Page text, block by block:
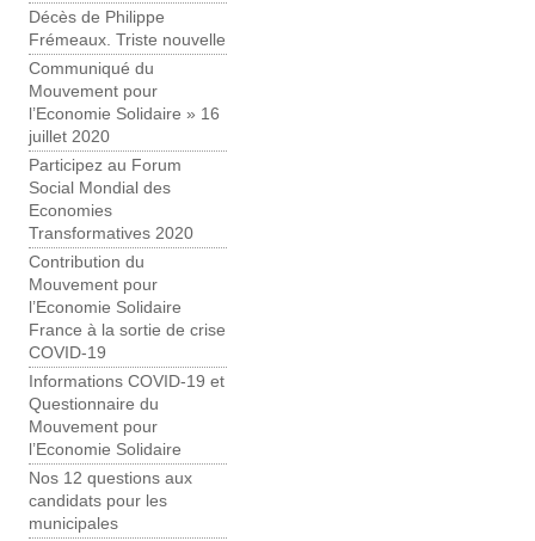
Décès de Philippe
Frémeaux. Triste nouvelle
Communiqué du
Mouvement pour
l’Economie Solidaire » 16
juillet 2020
Participez au Forum
Social Mondial des
Economies
Transformatives 2020
Contribution du
Mouvement pour
l’Economie Solidaire
France à la sortie de crise
COVID-19
Informations COVID-19 et
Questionnaire du
Mouvement pour
l’Economie Solidaire
Nos 12 questions aux
candidats pour les
municipales